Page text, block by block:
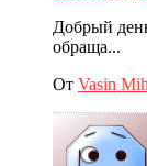
Добрый
обраща...
От Vasin